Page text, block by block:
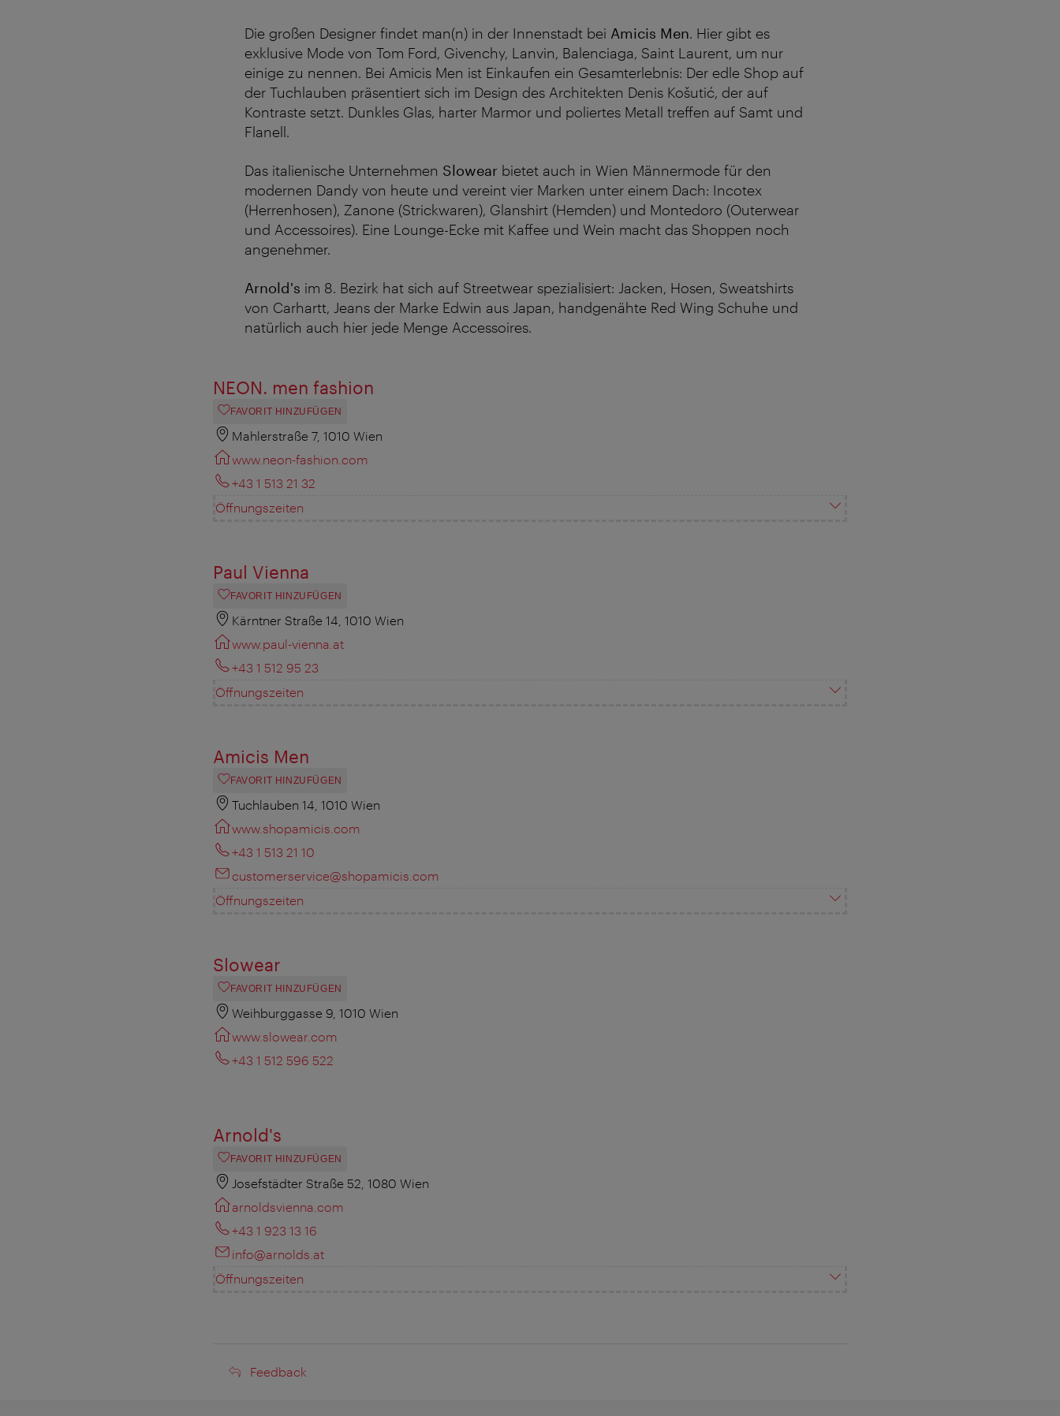
Die großen Designer findet man(n) in der Innenstadt bei Amicis Men. Hier gibt es
exklusive Mode von Tom Ford, Givenchy, Lanvin, Balenciaga, Saint Laurent, um nur
einige zu nennen. Bei Amicis Men ist Einkaufen ein Gesamterlebnis: Der edle Shop auf
der Tuchlauben präsentiert sich im Design des Architekten Denis Košutić, der auf
Kontraste setzt. Dunkles Glas, harter Marmor und poliertes Metall treffen auf Samt und
Flanell.
Das italienische Unternehmen Slowear bietet auch in Wien Männermode für den
modernen Dandy von heute und vereint vier Marken unter einem Dach: Incotex
(Herrenhosen), Zanone (Strickwaren), Glanshirt (Hemden) und Montedoro (Outerwear
und Accessoires). Eine Lounge-Ecke mit Kaffee und Wein macht das Shoppen noch
angenehmer.
Arnold's im 8. Bezirk hat sich auf Streetwear spezialisiert: Jacken, Hosen, Sweatshirts
von Carhartt, Jeans der Marke Edwin aus Japan, handgenähte Red Wing Schuhe und
natürlich auch hier jede Menge Accessoires.
NEON. men fashion
FAVORIT HINZUFÜGEN
Mahlerstraße 7, 1010 Wien
www.neon-fashion.com
+43 1 513 21 32
Öffnungszeiten
Paul Vienna
FAVORIT HINZUFÜGEN
Kärntner Straße 14, 1010 Wien
www.paul-vienna.at
+43 1 512 95 23
Öffnungszeiten
Amicis Men
FAVORIT HINZUFÜGEN
Tuchlauben 14, 1010 Wien
www.shopamicis.com
+43 1 513 21 10
customerservice@shopamicis.com
Öffnungszeiten
Slowear
FAVORIT HINZUFÜGEN
Weihburggasse 9, 1010 Wien
www.slowear.com
+43 1 512 596 522
Arnold's
FAVORIT HINZUFÜGEN
Josefstädter Straße 52, 1080 Wien
arnoldsvienna.com
+43 1 923 13 16
info@arnolds.at
Öffnungszeiten
Feedback
Feedback